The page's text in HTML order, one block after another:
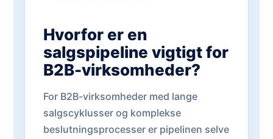
Hvorfor er en
salgspipeline vigtigt for
B2B-virksomheder?
For B2B-virksomheder med lange
salgscyklusser og komplekse
beslutningsprocesser er pipelinen selve